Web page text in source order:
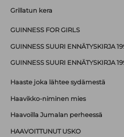
Grillatun kera
GUINNESS FOR GIRLS
GUINNESS SUURI ENNÄTYSKIRJA
GUINNESS SUURI ENNÄTYSKIRJA
Haaste joka lähtee sydämestä
Haavikko-niminen mies
Haavoilla Jumalan perheessä
HAAVOITTUNUT USKO